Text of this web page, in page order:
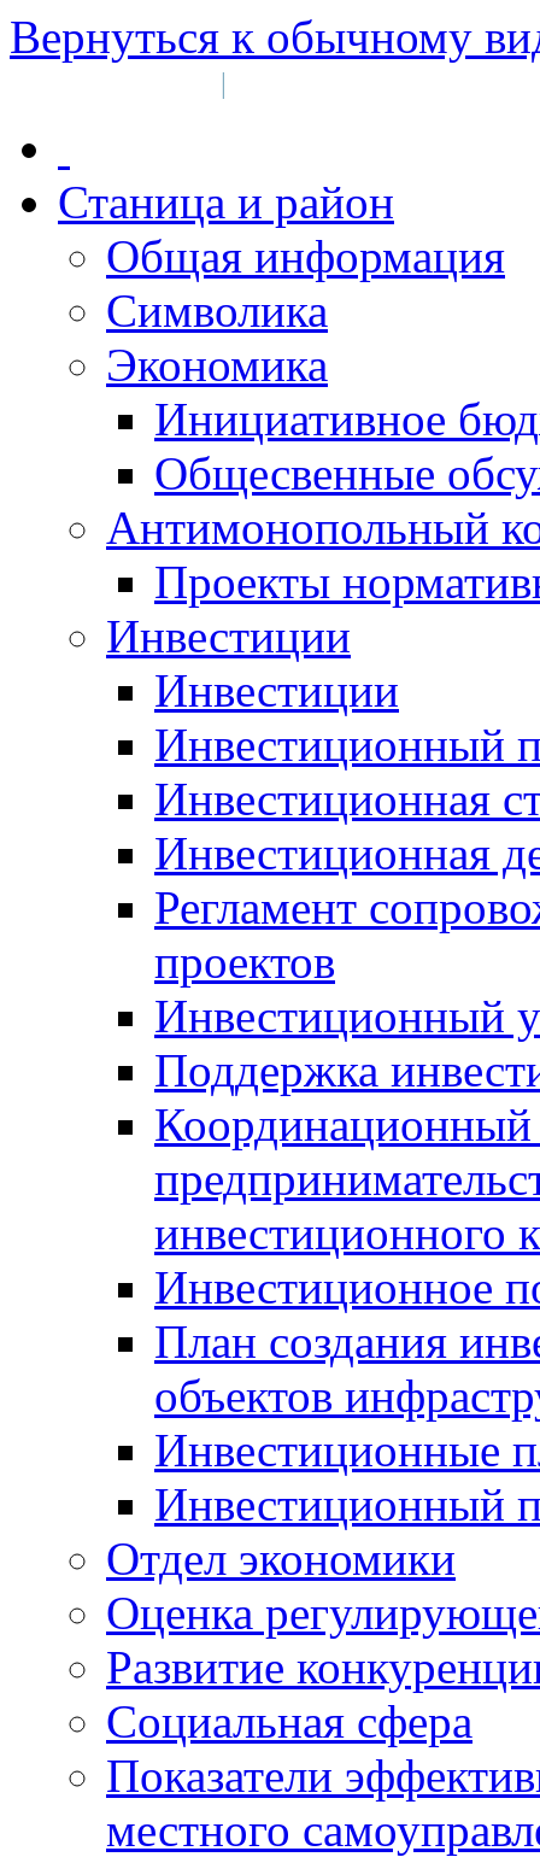
Вернуться к обычному
|
Станица и район
Общая информация
Символика
Экономика
Инициативное
Общесвенные
Антимонопольный
Проекты
Инвестиции
Инвестиции
Инвестиционный
Инвестиционная
Инвестиционная
Регламент
проектов
Инвестиционный
Поддержка
Координационный
инвестиционного
Инвестиционное
План создания
объектов
Инвестиционные
Инвестиционный
Отдел экономики
Оценка
Развитие
Социальная сфера
Показатели
местного